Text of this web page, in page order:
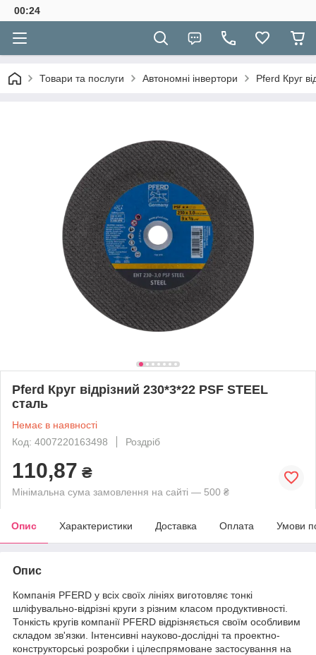
00:24
Товари та послуги Автономні інвертори Pferd Круг
Pferd Круг відрізний 230*3*22 PSF STEEL
сталь
Немає в наявності
Код: 4007220163498
Роздріб
110,87 ₴
Мінімальна сума замовлення на сайті — 500 ₴
Опис Характеристики Доставка Оплата Умови
Опис
Компанія PFERD у всіх своїх лініях виготовляє тонкі
шліфувально-відрізні круги з різним класом продуктивності.
Тонкість кругів компанії PFERD відрізняється своїм особливим
складом зв'язки. Інтенсивні науково-дослідні та проектно-
конструкторські розробки і цілеспрямоване застосування на